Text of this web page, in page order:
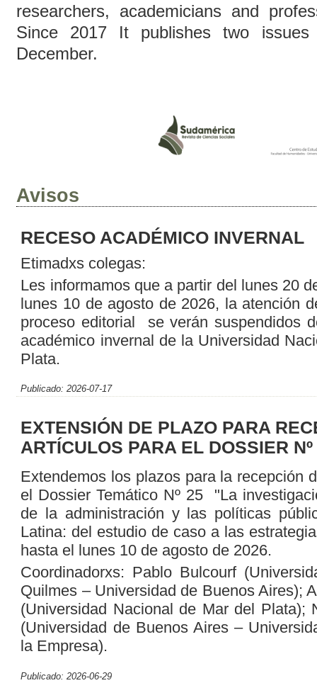
researchers, academicians and
Since 2017 It publishes two
December.
Avisos
RECESO ACADÉMICO INVERNAL
Etimadxs colegas:
Les informamos que a partir del lunes 20
lunes 10 de agosto de 2026, la atención
proceso editorial se verán suspendidos
académico invernal de la Universidad
Plata.
Publicado: 2026-07-17
EXTENSIÓN DE PLAZO PARA
ARTÍCULOS PARA EL DOSSIER
Extendemos los plazos para la recepción
el Dossier Temático Nº 25 "La
de la administración y las políticas
Latina: del estudio de caso a las
hasta el lunes 10 de agosto de 2026.
Coordinadorxs: Pablo Bulcourf
Quilmes – Universidad de Buenos Aires);
(Universidad Nacional de Mar del Plata);
(Universidad de Buenos Aires –
la Empresa).
Publicado: 2026-06-29